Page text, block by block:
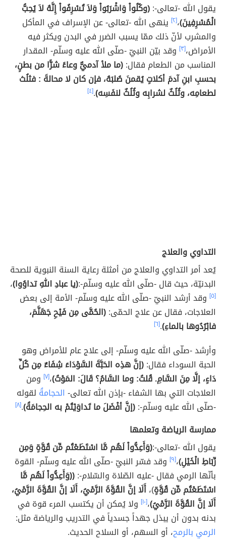
يقول الله -تعالى-:﴿وكُلُواْ وَاشْرَبُواْ وَلاَ تُسْرِفُواْ إِنَّهُ لاَ يُحِبُّ
الْمُسْرِفِينَ﴾،[٢]
ينهى الله -تعالى- عن الإسراف في المأكل
والمشرب لأنّ ذلك ممّا يسبب الضرر في البدن ويكثر فيه
الأمراض،[٣]
وقد بيّن النبيّ -صلّى الله عليه وسلّم- المقدار
المناسب من الطعام فقال:(ما ملأ آدميٌّ وعاءً شرًّا من بطنٍ،
بحسبِ ابنِ آدمَ أكلاتٍ يُقمنَ صُلبَهُ، فإن كان لا محالةَ : فثلُث
لطعامِه، وثُلُثٌ لشرابِه وثُلُثٌ لنفَسِه).[٤]
التداوي والعلاج
يُعد أمر التداوي والعلاج من أمثلة رعاية السنة النبوية للصحة
البدنيّة، حيث قال -صلّى الله عليه وسلّم-:(يا عبادِ اللهِ تداوُوا)،
[٥]
وقد أرشد النبيّ -صلّى الله عليه وسلّم- الأمة إلى بعض
العلاجات، فقال عن علاج الحمّى:(الحُمَّى مِن فَيْحِ جَهَنَّمَ،
فابْرُدُوها بالماءِ).[٦]
وأرشد -صلّى الله عليه وسلّم- إلى علاج عام للأمراض وهو
الحبة السوداء فقال:(إنَّ هذِه الحَبَّةَ السَّوْدَاءَ شِفَاءٌ مِن كُلِّ
دَاءٍ، إلَّا مِنَ السَّامِ. قُلتُ: وما السَّامُ؟ قَالَ: المَوْتُ)،[٧]
ومن
العلاجات التي بها الشفاء -بإذن الله تعالى- الحجامةُ لقوله
-صلّى الله عليه وسلّم-:(إنَّ أفْضَلَ ما تَداوَيْتُمْ به الحِجامَةُ).[٨]
ممارسة الرياضة وتعلمها
يقول الله -تعالى-:(وَأَعِدُّواْ لَهُم مَّا اسْتَطَعْتُم مِّن قُوَّةٍ وَمِن
رِّبَاطِ الْخَيْلِ﴾،[٩]
وقد فسّر النبيّ -صلّى الله عليه وسلّم- القوة
بأنّها الرمي فقال -عليه الصّلاة والسّلام-:((وَأَعِدُّواْ لَهُم مَّا
اسْتَطَعْتُم مِّن قُوَّةٍ)،أَلَا إنَّ القُوَّةَ الرَّمْيُ، أَلَا إنَّ القُوَّةَ الرَّمْيُ،
أَلَا إنَّ القُوَّةَ الرَّمْيُ)،[١٠]
ولا يُمكن أن يكتسب المرء قوة في
بدنه بدون أن يبذل جهداً جسدياً في التدريب والرياضة مثل:
الرمي بالرمح، أو السهم، أو السلاح الحديث.